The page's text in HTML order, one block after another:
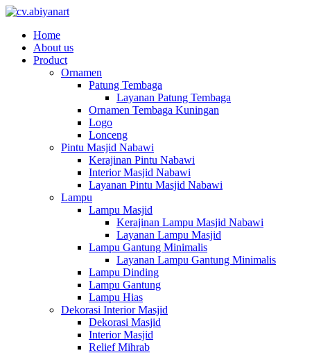
Home
About us
Product
Ornamen
Patung Tembaga
Layanan Patung Tembaga
Ornamen Tembaga Kuningan
Logo
Lonceng
Pintu Masjid Nabawi
Kerajinan Pintu Nabawi
Interior Masjid Nabawi
Layanan Pintu Masjid Nabawi
Lampu
Lampu Masjid
Kerajinan Lampu Masjid Nabawi
Layanan Lampu Masjid
Lampu Gantung Minimalis
Layanan Lampu Gantung Minimalis
Lampu Dinding
Lampu Gantung
Lampu Hias
Dekorasi Interior Masjid
Dekorasi Masjid
Interior Masjid
Relief Mihrab